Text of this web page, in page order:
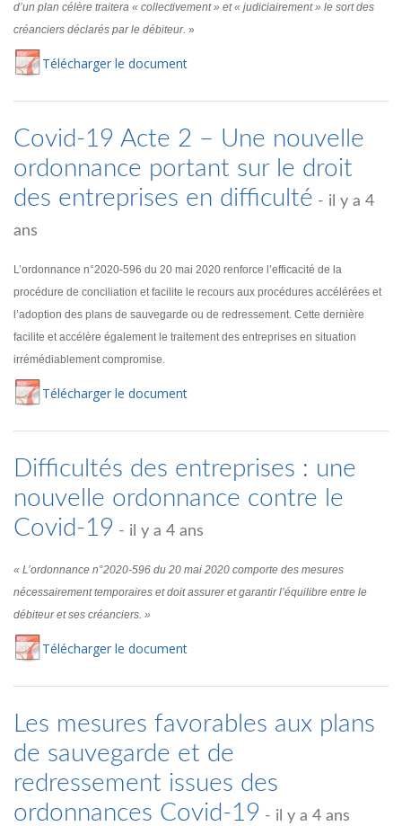
d’un plan célère traitera « collectivement » et « judiciairement » le sort des
créanciers déclarés par le débiteur. »
Télécharger le document
Covid-19 Acte 2 – Une nouvelle
ordonnance portant sur le droit
des entreprises en difficulté - il y a 4
ans
L’ordonnance n°2020-596 du 20 mai 2020 renforce l’efficacité de la
procédure de conciliation et facilite le recours aux procédures accélérées et
l’adoption des plans de sauvegarde ou de redressement. Cette dernière
facilite et accélère également le traitement des entreprises en situation
irrémédiablement compromise.
Télécharger le document
Difficultés des entreprises : une
nouvelle ordonnance contre le
Covid-19 - il y a 4 ans
« L’ordonnance n°2020-596 du 20 mai 2020 comporte des mesures
nécessairement temporaires et doit assurer et garantir l’équilibre entre le
débiteur et ses créanciers. »
Télécharger le document
Les mesures favorables aux plans
de sauvegarde et de
redressement issues des
ordonnances Covid-19 - il y a 4 ans